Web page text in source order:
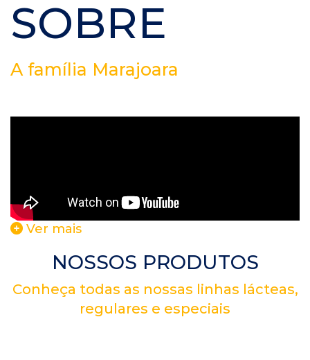
SOBRE
A família Marajoara
Ver mais
NOSSOS PRODUTOS
Conheça todas as nossas linhas lácteas,
regulares e especiais